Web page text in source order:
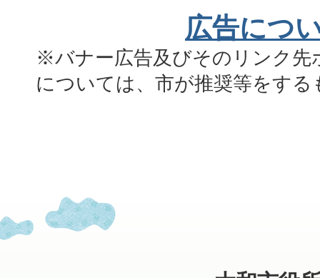
広告につ
※バナー広告及びそのリンク先
については、市が推奨等をす